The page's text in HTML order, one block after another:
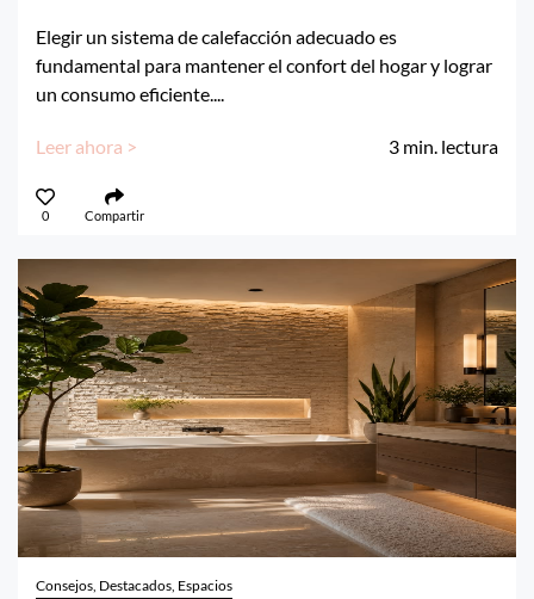
Elegir un sistema de calefacción adecuado es
fundamental para mantener el confort del hogar y lograr
un consumo eficiente....
Leer ahora > 3 min. lectura
0 Compartir
Consejos, Destacados, Espacios